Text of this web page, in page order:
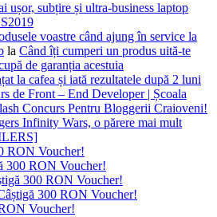
ușor, subțire și ultra-business laptop
voastre când ajung în service la
la Când îți cumperi un produs uită-te
de garanția acestuia
la cafea și iată rezultatele după 2 luni
de Front – End Developer | Școala
Concurs Pentru Bloggerii Craioveni!
Infinity Wars, o părere mai mult
RON Voucher!
300 RON Voucher!
300 RON Voucher!
300 RON Voucher!
Voucher!